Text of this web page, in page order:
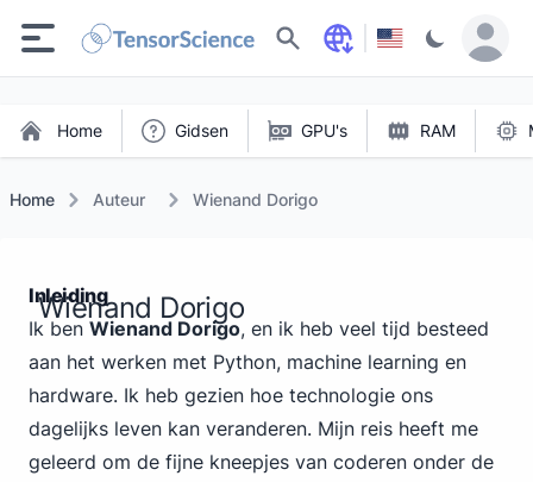
Zoeken
Home Gidsen GPU's RAM
Home Auteur Wienand Dorigo
Inleiding
Wienand Dorigo
Ik ben Wienand Dorigo, en ik heb veel tijd besteed
aan het werken met Python, machine learning en
hardware. Ik heb gezien hoe technologie ons
dagelijks leven kan veranderen. Mijn reis heeft me
geleerd om de fijne kneepjes van coderen onder de